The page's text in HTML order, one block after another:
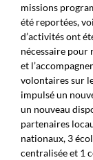
missions
été reportées,
d’activités ont
nécessaire
et
volontaires sur
impulsé un
un nouveau
partenaires
nationaux, 3
centralisée et 1